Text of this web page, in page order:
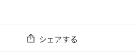
シェアする